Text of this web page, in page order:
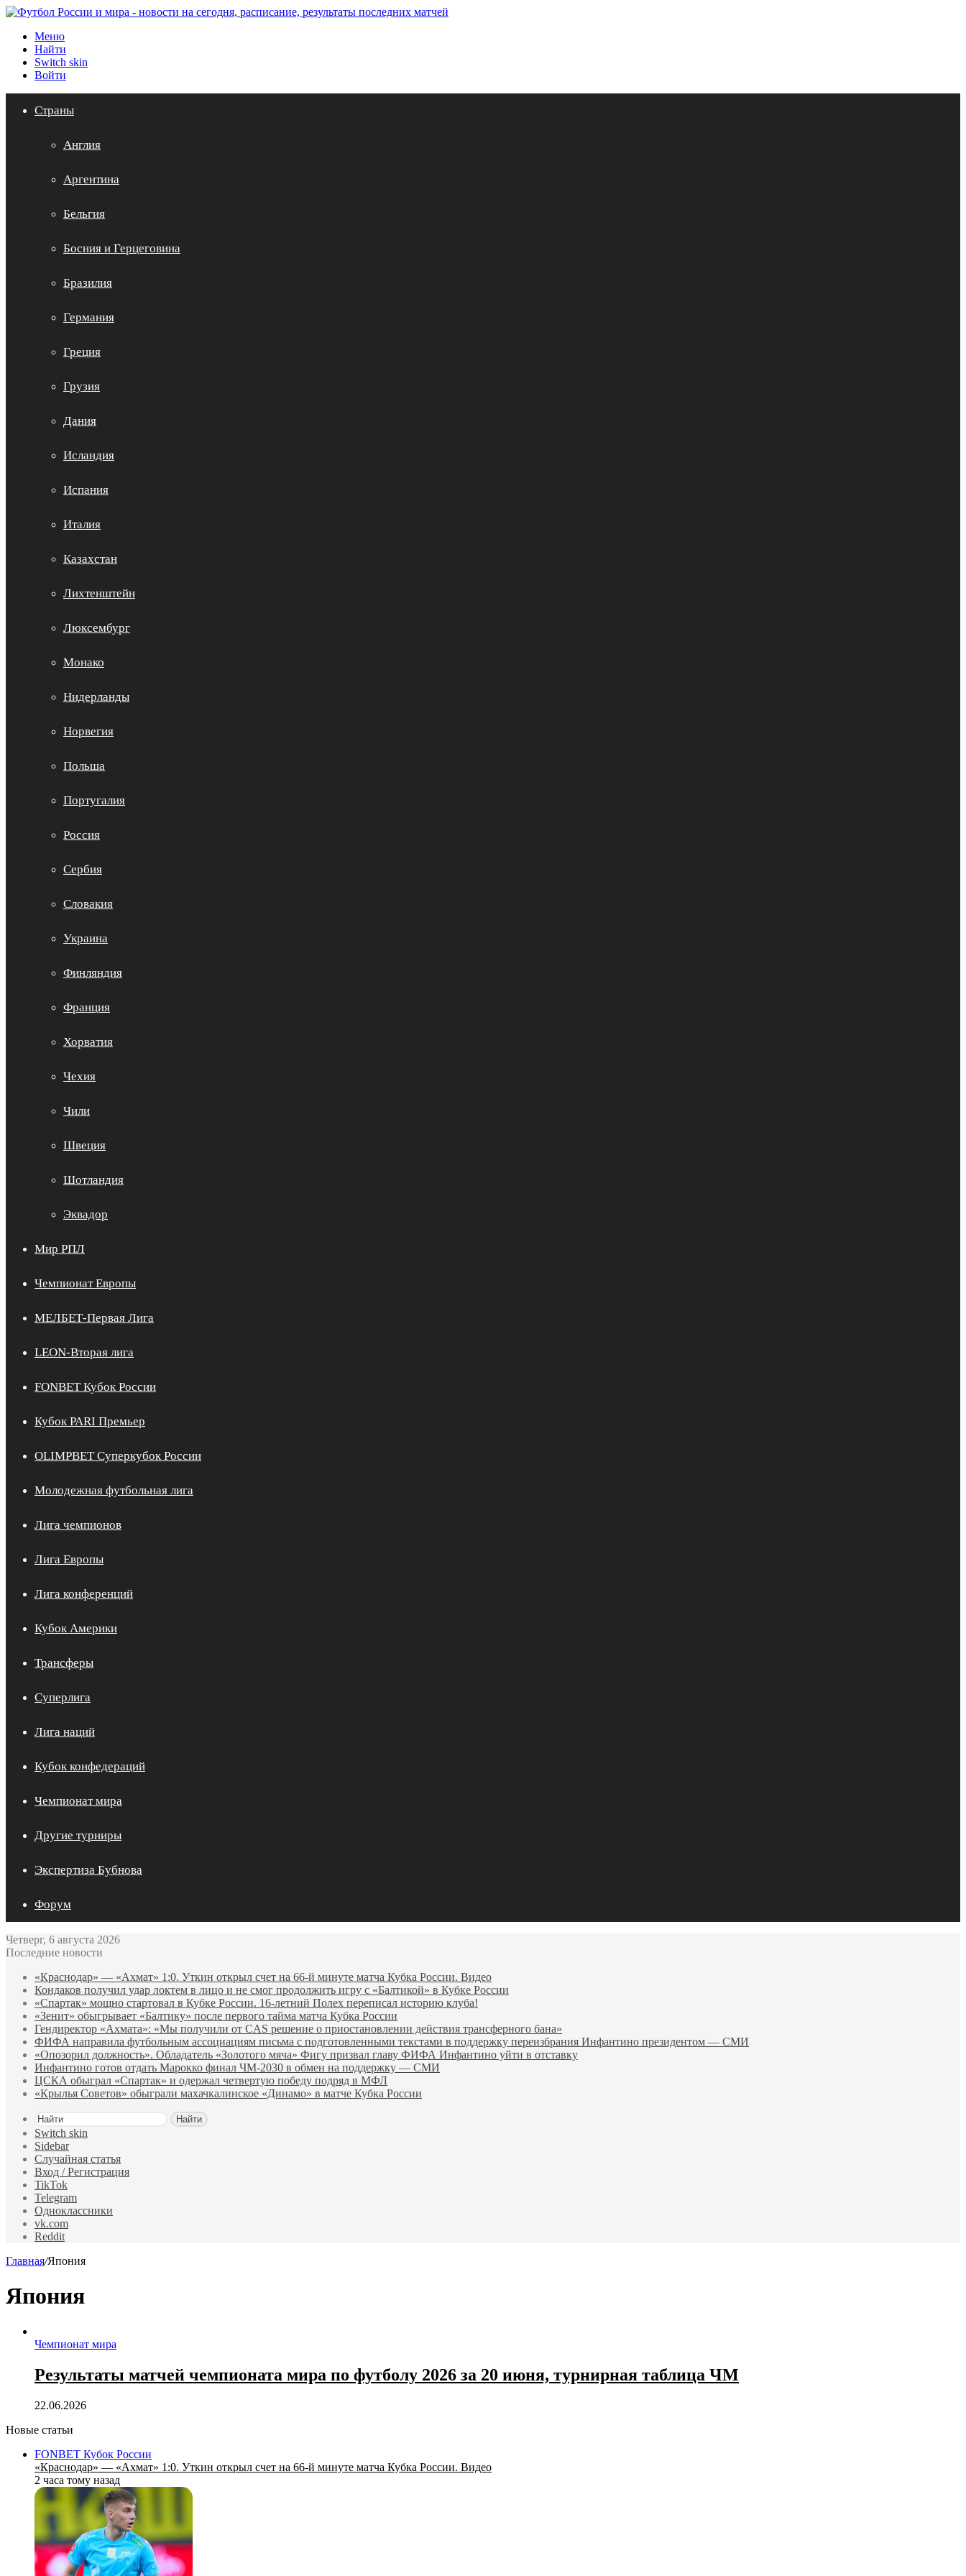
Меню
Найти
Switch skin
Войти
Страны
Англия
Аргентина
Бельгия
Босния и Герцеговина
Бразилия
Германия
Греция
Грузия
Дания
Исландия
Испания
Италия
Казахстан
Лихтенштейн
Люксембург
Монако
Нидерланды
Норвегия
Польша
Португалия
Россия
Сербия
Словакия
Украина
Финляндия
Франция
Хорватия
Чехия
Чили
Швеция
Шотландия
Эквадор
Мир РПЛ
Чемпионат Европы
МЕЛБЕТ-Первая Лига
LEON-Вторая лига
FONBET Кубок России
Кубок PARI Премьер
OLIMPBET Суперкубок России
Молодежная футбольная лига
Лига чемпионов
Лига Европы
Лига конференций
Кубок Америки
Трансферы
Суперлига
Лига наций
Кубок конфедераций
Чемпионат мира
Другие турниры
Экспертиза Бубнова
Форум
Четверг, 6 августа 2026
Последние новости
«Краснодар» — «Ахмат» 1:0. Уткин открыл счет на 66‑й минуте матча Кубка России. Видео
Кондаков получил удар локтем в лицо и не смог продолжить игру с «Балтикой» в Кубке России
«Спартак» мощно стартовал в Кубке России. 16-летний Полех переписал историю клуба!
«Зенит» обыгрывает «Балтику» после первого тайма матча Кубка России
Гендиректор «Ахмата»: «Мы получили от CAS решение о приостановлении действия трансферного бана»
ФИФА направила футбольным ассоциациям письма с подготовленными текстами в поддержку переизбрания Инфантино президентом — СМИ
«Опозорил должность». Обладатель «Золотого мяча» Фигу призвал главу ФИФА Инфантино уйти в отставку
Инфантино готов отдать Марокко финал ЧМ‑2030 в обмен на поддержку — СМИ
ЦСКА обыграл «Спартак» и одержал четвертую победу подряд в МФЛ
«Крылья Советов» обыграли махачкалинское «Динамо» в матче Кубка России
Найти
Switch skin
Sidebar
Случайная статья
Вход / Регистрация
TikTok
Telegram
Одноклассники
vk.com
Reddit
Главная/Япония
Япония
Чемпионат мира
Результаты матчей чемпионата мира по футболу 2026 за 20 июня, турнирная таблица ЧМ
22.06.2026
Новые статьи
FONBET Кубок России
«Краснодар» — «Ахмат» 1:0. Уткин открыл счет на 66‑й минуте матча Кубка России. Видео
2 часа тому назад